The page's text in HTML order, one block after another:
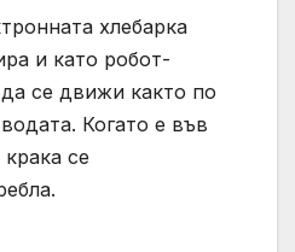
хлебарка
и като робот-
се движи както по
Когато е във
се